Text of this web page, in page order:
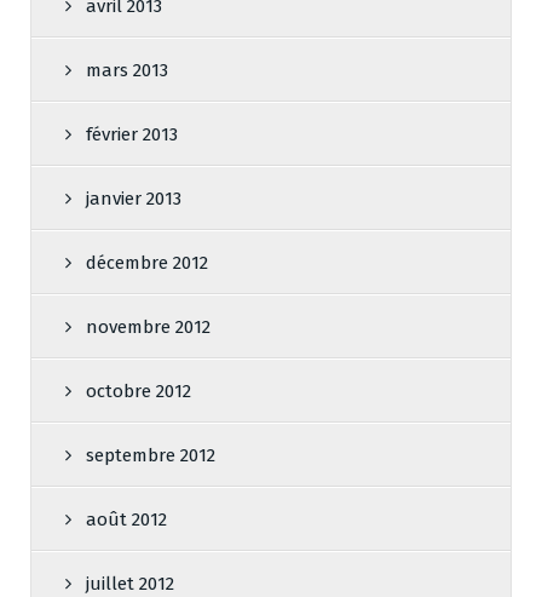
avril 2013
mars 2013
février 2013
janvier 2013
décembre 2012
novembre 2012
octobre 2012
septembre 2012
août 2012
juillet 2012